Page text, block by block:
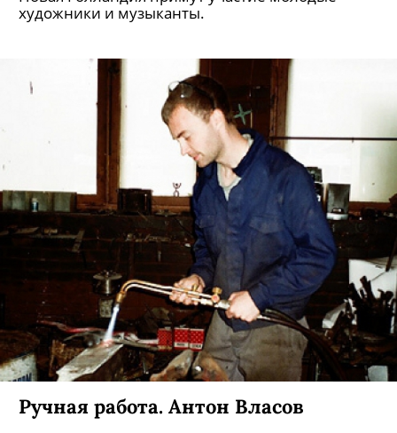
художники и музыканты.
Ручная работа. Антон Власов